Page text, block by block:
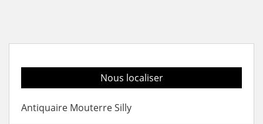
Nous localiser
Antiquaire Mouterre Silly